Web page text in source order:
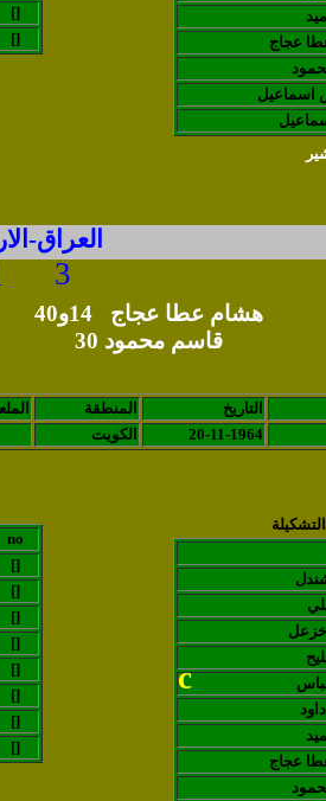
عجاج
اسماعيل
[]
[]
العراق-
المنطقة التاريخ
الكويت
20-11-1964
عجاج
التشكيلة
3
c
هشام عطا عجاج 14و40
قاسم محمود 30
no
[]
[]
[]
[]
[]
[]
[]
[]